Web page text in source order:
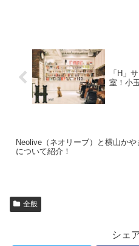
「H」
室！小
Neolive（ネオリーブ）と横山かや
について紹介！
全般
シェ